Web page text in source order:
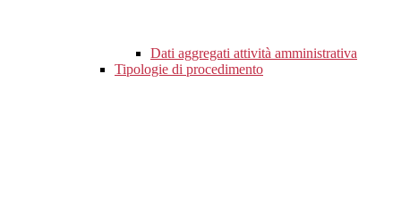
Dati aggregati attività amministrativa
Tipologie di procedimento